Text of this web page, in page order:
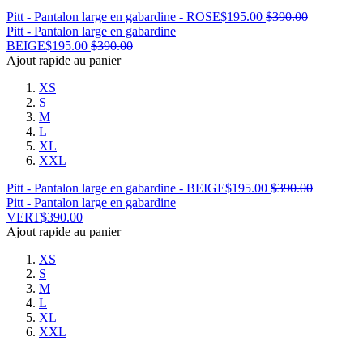
Pitt - Pantalon large en gabardine - ROSE$195.00 $390.00
Pitt - Pantalon large en gabardine
BEIGE$195.00 $390.00
Ajout rapide au panier
XS
S
M
L
XL
XXL
Pitt - Pantalon large en gabardine - BEIGE$195.00 $390.00
Pitt - Pantalon large en gabardine
VERT$390.00
Ajout rapide au panier
XS
S
M
L
XL
XXL